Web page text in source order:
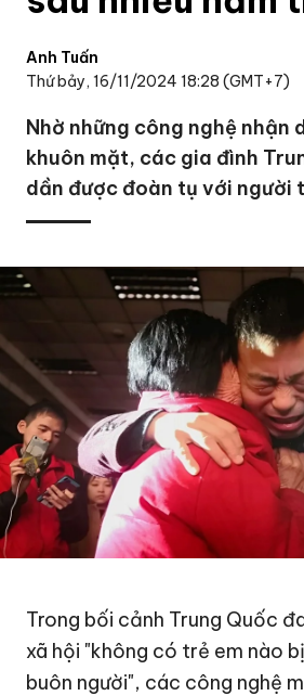
Anh Tuấn
Thứ bảy, 16/11/2024 18:28 (GMT+7)
Nhờ những công nghệ nhận
khuôn mặt, các gia đình
dần được đoàn tụ với người
Trong bối cảnh Trung Quốc
xã hội "không có trẻ em nào
buôn người", các công nghệ